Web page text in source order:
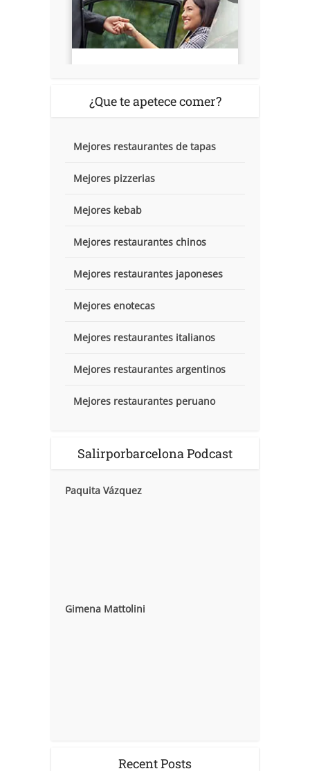
¿Que te apetece comer?
Mejores restaurantes de tapas
Mejores pizzerias
Mejores kebab
Mejores restaurantes chinos
Mejores restaurantes japoneses
Mejores enotecas
Mejores restaurantes italianos
Mejores restaurantes argentinos
Mejores restaurantes peruano
Salirporbarcelona Podcast
Paquita Vázquez
Gimena Mattolini
Recent Posts